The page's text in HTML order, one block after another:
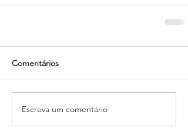
Comentários
Escreva um comentário